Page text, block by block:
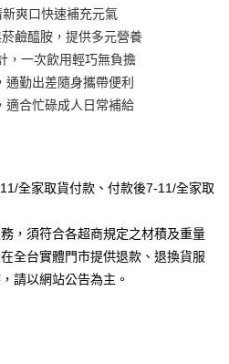
哥大用戶可立即使用無須另外申請。
的期數、繳款截止日，確認付款後即完
額請依後續交易確認頁面所載為準。
交易或遇審核未通過，訂單將自動取
，表示未達大哥付你分期系統評分，恕無
付你分期」於每月結算日後寄送繳費提
上)免運費
上)免運費
爽口快速補充元氣
鹼醯胺，提供多元營養
，一次飲用輕巧無負擔
勤出差隨身攜帶便利
適合忙碌成人日常補給
全家取貨付款、付款後7-11/全家取
，須符合各超商規定之材積及重量
全台實體門市提供退款、退換貨服
請以網站公告為主。